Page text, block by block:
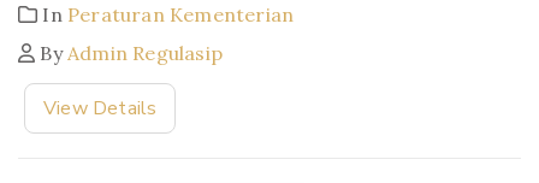
In Peraturan Kementerian
ByAdmin Regulasip
View Details